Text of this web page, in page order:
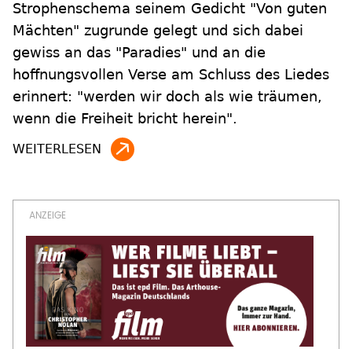
Strophenschema ­seinem Gedicht "Von guten
Mächten" zugrunde gelegt und sich dabei
gewiss an das "Paradies" und an die
hoffnungsvollen Verse am Schluss des Liedes
erinnert: "werden wir doch als wie träumen,
wenn die Freiheit bricht herein".